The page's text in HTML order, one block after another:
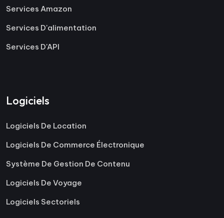
Services Amazon
Services D'alimentation
Services D'API
Logiciels
Logiciels De Location
Logiciels De Commerce Électronique
Système De Gestion De Contenu
Logiciels De Voyage
Logiciels Sectoriels